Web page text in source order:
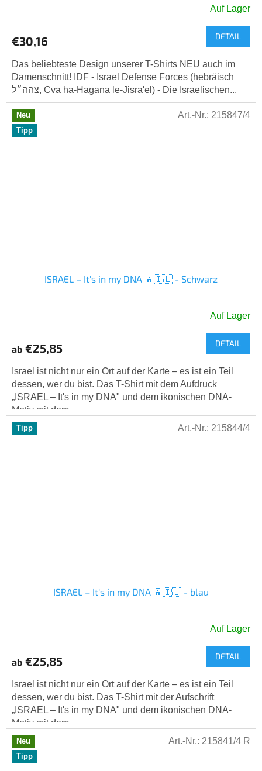
Auf Lager
€30,16 DETAIL
Das beliebteste Design unserer T-Shirts NEU auch im
Damenschnitt! IDF - Israel Defense Forces (hebräisch
צהה״ל, Cva ha-Hagana le-Jisra'el) - Die Israelischen...
Neu
Tipp
ISRAEL – It's in my DNA 🧬🇮🇱 - Schwarz
Auf Lager
ab €25,85 DETAIL
Israel ist nicht nur ein Ort auf der Karte – es ist ein Teil
dessen, wer du bist. Das T-Shirt mit dem Aufdruck
„ISRAEL – It's in my DNA" und dem ikonischen DNA-
Motiv mit dem...
Art.-Nr.: 215847/4
Tipp
ISRAEL – It's in my DNA 🧬🇮🇱 - blau
Auf Lager
ab €25,85 DETAIL
Israel ist nicht nur ein Ort auf der Karte – es ist ein Teil
dessen, wer du bist. Das T-Shirt mit der Aufschrift
„ISRAEL – It's in my DNA" und dem ikonischen DNA-
Motiv mit dem...
Art.-Nr.: 215844/4
Neu
Tipp
Art.-Nr.: 215841/4 R